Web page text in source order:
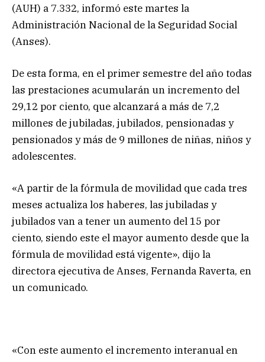
(AUH) a 7.332, informó este martes la
Administración Nacional de la Seguridad Social
(Anses).
De esta forma, en el primer semestre del año todas
las prestaciones acumularán un incremento del
29,12 por ciento, que alcanzará a más de 7,2
millones de jubiladas, jubilados, pensionadas y
pensionados y más de 9 millones de niñas, niños y
adolescentes.
«A partir de la fórmula de movilidad que cada tres
meses actualiza los haberes, las jubiladas y
jubilados van a tener un aumento del 15 por
ciento, siendo este el mayor aumento desde que la
fórmula de movilidad está vigente», dijo la
directora ejecutiva de Anses, Fernanda Raverta, en
un comunicado.
«Con este aumento el incremento interanual en